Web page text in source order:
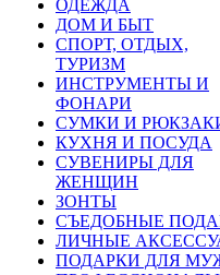
ОДЕЖДА
ДОМ И БЫТ
СПОРТ, ОТДЫХ,
ТУРИЗМ
ИНСТРУМЕНТЫ И
ФОНАРИ
СУМКИ И
КУХНЯ И ПОСУДА
СУВЕНИРЫ ДЛЯ
ЖЕНЩИН
ЗОНТЫ
СЪЕДОБНЫЕ
ЛИЧНЫЕ
ПОДАРКИ ДЛЯ